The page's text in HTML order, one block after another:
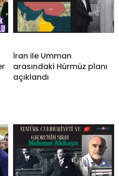
İran ile Umman
arasındaki Hürmüz planı
açıklandı